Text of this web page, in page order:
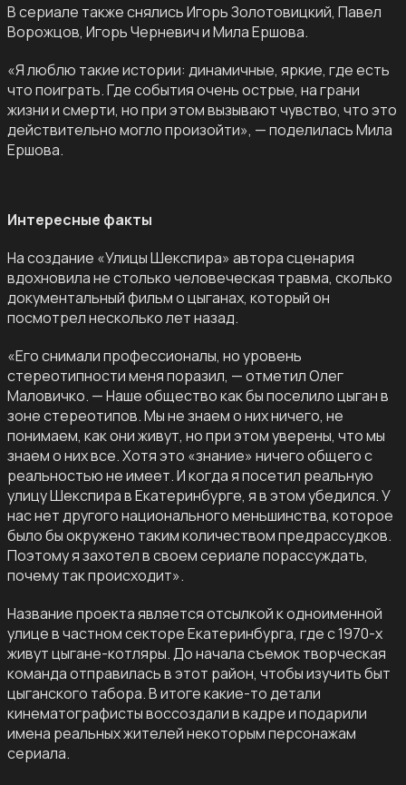
В сериале также снялись Игорь Золотовицкий, Павел
Ворожцов, Игорь Черневич и Мила Ершова.
«Я люблю такие истории: динамичные, яркие, где есть
что поиграть. Где события очень острые, на грани
жизни и смерти, но при этом вызывают чувство, что это
действительно могло произойти», — поделилась Мила
Ершова.
Интересные факты
На создание «Улицы Шекспира» автора сценария
вдохновила не столько человеческая травма, сколько
документальный фильм о цыганах, который он
посмотрел несколько лет назад.
«Его снимали профессионалы, но уровень
стереотипности меня поразил, — отметил Олег
Маловичко. — Наше общество как бы поселило цыган в
зоне стереотипов. Мы не знаем о них ничего, не
понимаем, как они живут, но при этом уверены, что мы
знаем о них все. Хотя это «знание» ничего общего с
реальностью не имеет. И когда я посетил реальную
улицу Шекспира в Екатеринбурге, я в этом убедился. У
нас нет другого национального меньшинства, которое
было бы окружено таким количеством предрассудков.
Поэтому я захотел в своем сериале порассуждать,
почему так происходит».
Название проекта является отсылкой к одноименной
улице в частном секторе Екатеринбурга, где с 1970-х
живут цыгане-котляры. До начала съемок творческая
команда отправилась в этот район, чтобы изучить быт
цыганского табора. В итоге какие-то детали
кинематографисты воссоздали в кадре и подарили
имена реальных жителей некоторым персонажам
сериала.